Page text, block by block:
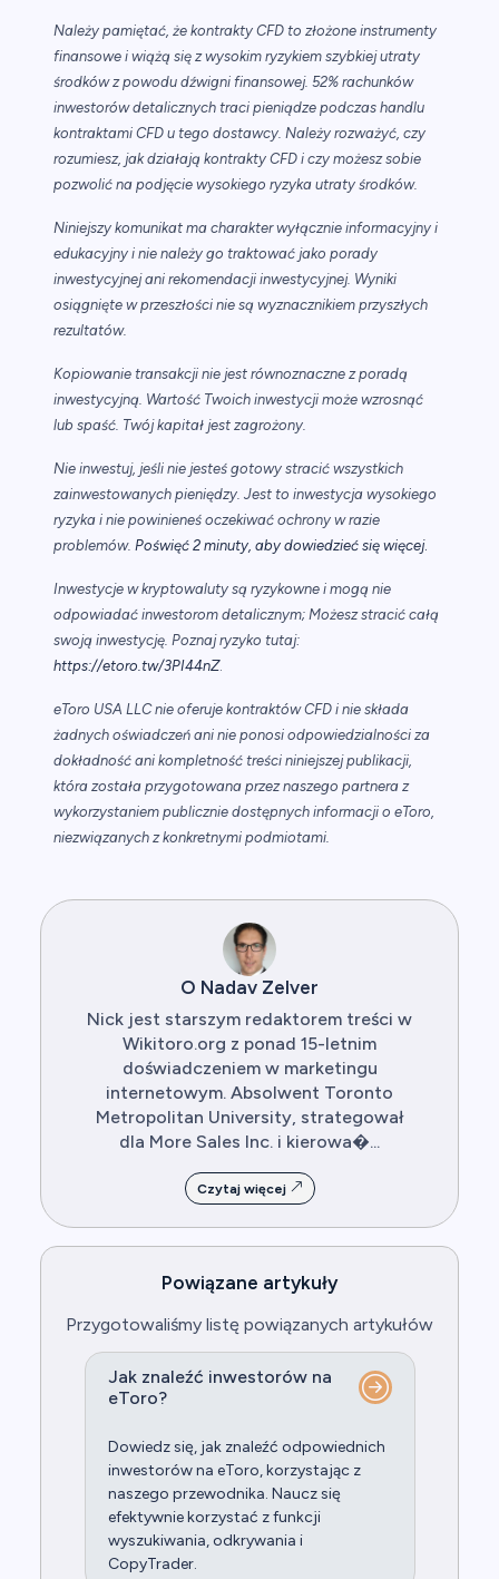
Należy pamiętać, że kontrakty CFD to złożone instrumenty
finansowe i wiążą się z wysokim ryzykiem szybkiej utraty
środków z powodu dźwigni finansowej. 52% rachunków
inwestorów detalicznych traci pieniądze podczas handlu
kontraktami CFD u tego dostawcy. Należy rozważyć, czy
rozumiesz, jak działają kontrakty CFD i czy możesz sobie
pozwolić na podjęcie wysokiego ryzyka utraty środków.
Niniejszy komunikat ma charakter wyłącznie informacyjny i
edukacyjny i nie należy go traktować jako porady
inwestycyjnej ani rekomendacji inwestycyjnej. Wyniki
osiągnięte w przeszłości nie są wyznacznikiem przyszłych
rezultatów.
Kopiowanie transakcji nie jest równoznaczne z poradą
inwestycyjną. Wartość Twoich inwestycji może wzrosnąć
lub spaść. Twój kapitał jest zagrożony.
Nie inwestuj, jeśli nie jesteś gotowy stracić wszystkich
zainwestowanych pieniędzy. Jest to inwestycja wysokiego
ryzyka i nie powinieneś oczekiwać ochrony w razie
problemów. Poświęć 2 minuty, aby dowiedzieć się więcej.
Inwestycje w kryptowaluty są ryzykowne i mogą nie
odpowiadać inwestorom detalicznym; Możesz stracić całą
swoją inwestycję. Poznaj ryzyko tutaj:
https://etoro.tw/3PI44nZ.
eToro USA LLC nie oferuje kontraktów CFD i nie składa
żadnych oświadczeń ani nie ponosi odpowiedzialności za
dokładność ani kompletność treści niniejszej publikacji,
która została przygotowana przez naszego partnera z
wykorzystaniem publicznie dostępnych informacji o eToro,
niezwiązanych z konkretnymi podmiotami.
O Nadav Zelver
Nick jest starszym redaktorem treści w
Wikitoro.org z ponad 15-letnim
doświadczeniem w marketingu
internetowym. Absolwent Toronto
Metropolitan University, strategował
dla More Sales Inc. i kierowa�...
Czytaj więcej
Powiązane artykuły
Przygotowaliśmy listę powiązanych artykułów
Jak znaleźć inwestorów na
eToro?
Dowiedz się, jak znaleźć odpowiednich
inwestorów na eToro, korzystając z
naszego przewodnika. Naucz się
efektywnie korzystać z funkcji
wyszukiwania, odkrywania i
CopyTrader.